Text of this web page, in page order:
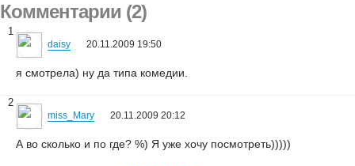
Комментарии (2)
1
daisy 20.11.2009 19:50
я смотрела) ну да типа комедии.
2
miss_Mary 20.11.2009 20:12
А во сколько и по где? %) Я уже хочу посмотреть)))))